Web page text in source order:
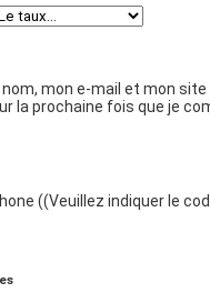
mon e-mail et mon site
la prochaine fois que je
((Veuillez indiquer le